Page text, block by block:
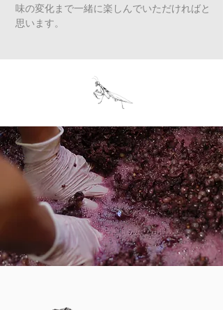
味の変化まで一緒に楽しんでいただければと
思います。